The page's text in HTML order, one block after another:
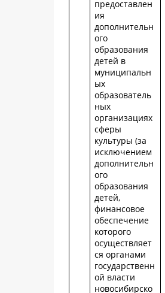
предоставлен
ия
дополнительн
ого
образования
детей в
муниципальн
ых
образователь
ных
организациях
сферы
культуры (за
исключением
дополнительн
ого
образования
детей,
финансовое
обеспечение
которого
осуществляет
ся органами
государственн
ой власти
новосибирско